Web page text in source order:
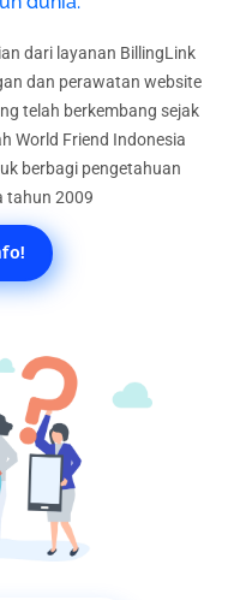
dari layanan BillingLink
dan perawatan website
telah berkembang sejak
World Friend Indonesia
berbagi pengetahuan
tahun 2009